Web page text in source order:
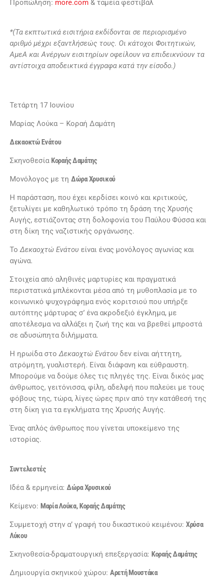
Προπώληση: more.com & ταμεία φεστιβάλ
*(Τα εκπτωτικά εισιτήρια εκδίδονται σε περιορισμένο
αριθμό μέχρι εξαντλήσεώς τους. Οι κάτοχοι Φοιτητικών,
ΑμεΑ και Ανέργων εισιτηρίων οφείλουν να επιδεικνύουν τα
αντίστοιχα αποδεικτικά έγγραφα κατά την είσοδο.)
Τετάρτη 17 Ιουνίου
Μαρίας Λούκα – Κοραή Δαμάτη
Δεκαοκτώ Ενάτου
Σκηνοθεσία Κοραής Δαμάτης
Μονόλογος με τη Δώρα Χρυσικού
Η παράσταση, που έχει κερδίσει κοινό και κριτικούς,
ξετυλίγει με καθηλωτικό τρόπο τη δράση της Χρυσής
Αυγής, εστιάζοντας στη δολοφονία του Παύλου Φύσσα και
στη δίκη της ναζιστικής οργάνωσης.
ΤοΔεκαοχτώ Ενάτου είναι ένας μονόλογος αγωνίας και
αγώνα.
Στοιχεία από αληθινές μαρτυρίες και πραγματικά
περιστατικά μπλέκονται μέσα από τη μυθοπλασία με το
κοινωνικό ψυχογράφημα ενός κοριτσιού που υπήρξε
αυτόπτης μάρτυρας σ’ ένα ακροδεξιό έγκλημα, με
αποτέλεσμα να αλλάξει η ζωή της και να βρεθεί μπροστά
σε αδυσώπητα διλήμματα.
Η ηρωίδα στοΔεκαοχτώ Ενάτου δεν είναι αήττητη,
ατρόμητη, γυαλιστερή. Είναι διάφανη και εύθραυστη.
Μπορούμε να δούμε όλες τις πληγές της. Είναι δικός μας
άνθρωπος, γειτόνισσα, φίλη, αδελφή που παλεύει με τους
φόβους της, τώρα, λίγες ώρες πριν από την κατάθεσή της
στη δίκη για τα εγκλήματα της Χρυσής Αυγής.
Ένας απλός άνθρωπος που γίνεται υποκείμενο της
ιστορίας.
Συντελεστές
Ιδέα & ερμηνεία: Δώρα Χρυσικού
Κείμενο: Μαρία Λούκα, Κοραής Δαμάτης
Συμμετοχή στην α’ γραφή του δικαστικού κειμένου: Χρύσα
Λύκου
Σκηνοθεσία-δραματουργική επεξεργασία: Κοραής Δαμάτης
Δημιουργία σκηνικού χώρου: Αρετή Μουστάκα